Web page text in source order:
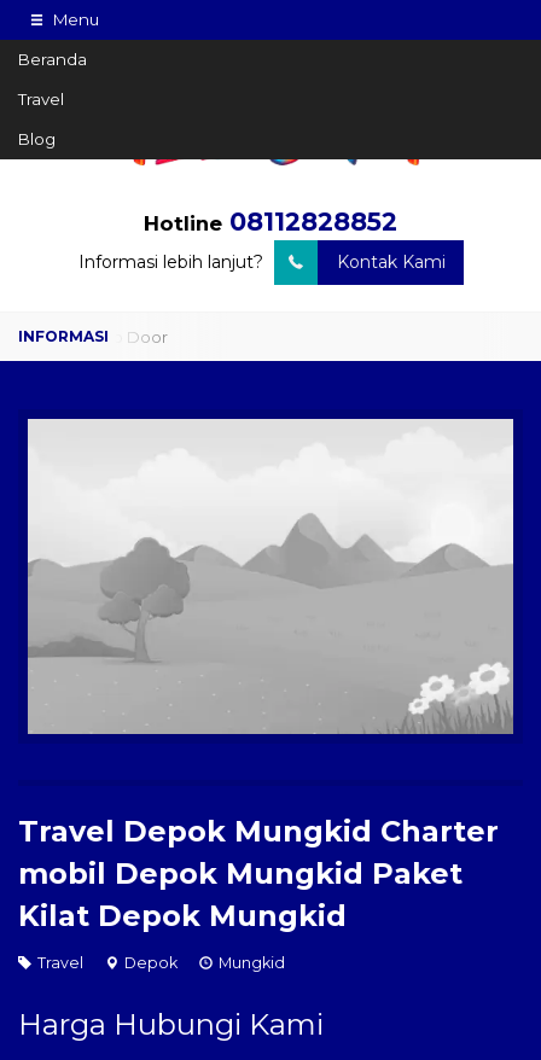
Menu
Beranda
Travel
Blog
Hotline 08112828852
Informasi lebih lanjut? Kontak Kami
Travel Door to Door
Paket Kilat
Pengiriman Barang
Travel Depok Mungkid Charter
mobil Depok Mungkid Paket
Kilat Depok Mungkid
Travel Depok Mungkid
Harga Hubungi Kami